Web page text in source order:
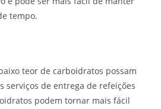
tempo.
teor de carboidratos possam
serviços de entrega de refeições
podem tornar mais fácil